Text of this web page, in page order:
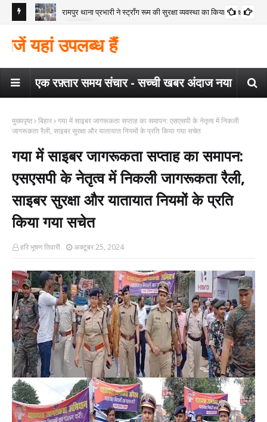
कोंच रामपुर थाना प्रभारी ने स्ट्रॉंग रूम की सुरक्षा व्यवस्था का किया निरीक्षण
उपलब्ध हैं
एक रफ़्तार समय संचार - सच्ची खबर अंदाज नया
मुख्यपृष्ठ बिहार गया में साइबर जागरूकता सप्ताह का समापन: एसएसपी के नेतृत्व में निकली
जागरूकता रैली, साइबर सुरक्षा और यातायात नियमों के प्रति किया गया सचेत
गया में साइबर जागरूकता सप्ताह का समापन:
एसएसपी के नेतृत्व में निकली जागरूकता रैली,
साइबर सुरक्षा और यातायात नियमों के प्रति
किया गया सचेत
हरि भूषण तिवारी अक्टूबर 25, 2024